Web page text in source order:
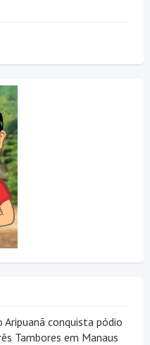
conquista pódio
Tambores em Manaus